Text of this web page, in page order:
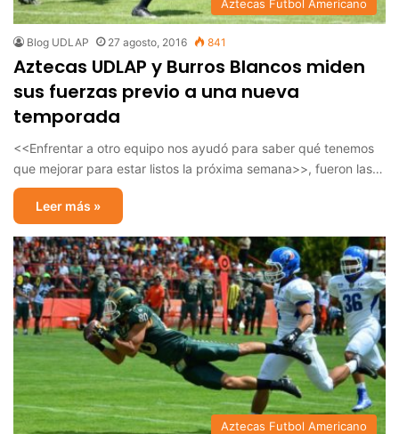
Aztecas Futbol Americano
Blog UDLAP 27 agosto, 2016 841
Aztecas UDLAP y Burros Blancos miden
sus fuerzas previo a una nueva
temporada
<<Enfrentar a otro equipo nos ayudó para saber qué tenemos
que mejorar para estar listos la próxima semana>>, fueron las…
Leer más »
Aztecas Futbol Americano